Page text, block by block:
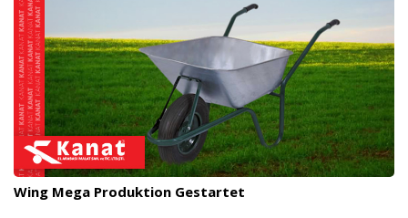
Wing Mega Produktion Gestartet